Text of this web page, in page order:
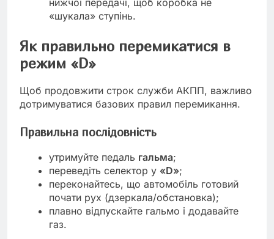
нижчої передачі, щоб коробка не
«шукала» ступінь.
Як правильно перемикатися в
режим «D»
Щоб продовжити строк служби АКПП, важливо
дотримуватися базових правил перемикання.
Правильна послідовність
утримуйте педаль гальма;
переведіть селектор у «D»;
переконайтесь, що автомобіль готовий
почати рух (дзеркала/обстановка);
плавно відпускайте гальмо і додавайте
газ.